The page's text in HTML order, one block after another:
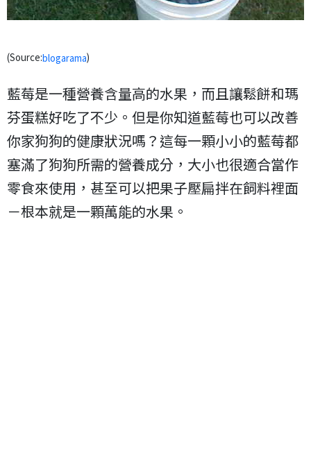
(Source:blogarama)
藍莓是一種營養含量高的水果，而且讓鬆餅和瑪
芬蛋糕好吃了不少。但是你知道藍莓也可以改善
你家狗狗的健康狀況嗎？這每一顆小小的藍莓都
塞滿了狗狗所需的營養成分，大小也很適合當作
零食來使用，甚至可以把果子壓扁拌在飼料裡面
－根本就是一顆萬能的水果。